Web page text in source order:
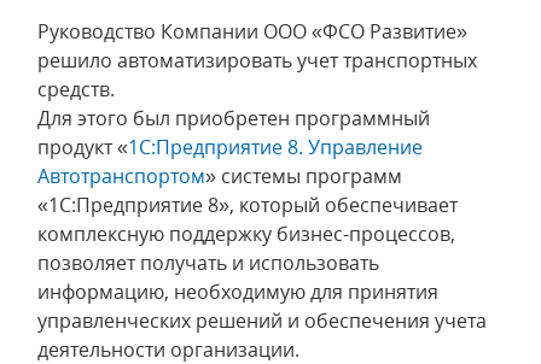
Руководство Компании ООО «ФСО Развитие»
решило автоматизировать учет транспортных
средств.
Для этого был приобретен программный
продукт «1С:Предприятие 8. Управление
Автотранспортом» системы программ
«1С:Предприятие 8», который обеспечивает
комплексную поддержку бизнес-процессов,
позволяет получать и использовать
информацию, необходимую для принятия
управленческих решений и обеспечения учета
деятельности организации.